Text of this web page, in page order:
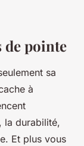
de pointe
sa
à
, la durabilité,
Et plus vous